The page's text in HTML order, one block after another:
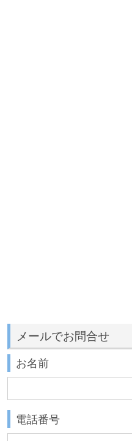
メールでお問合せ
お名前
電話番号